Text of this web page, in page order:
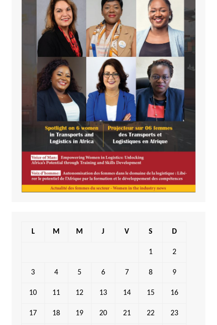
L M M J V S D
1 2
3 4 5 6 7 8 9
10 11 12 13 14 15 16
17 18 19 20 21 22 23